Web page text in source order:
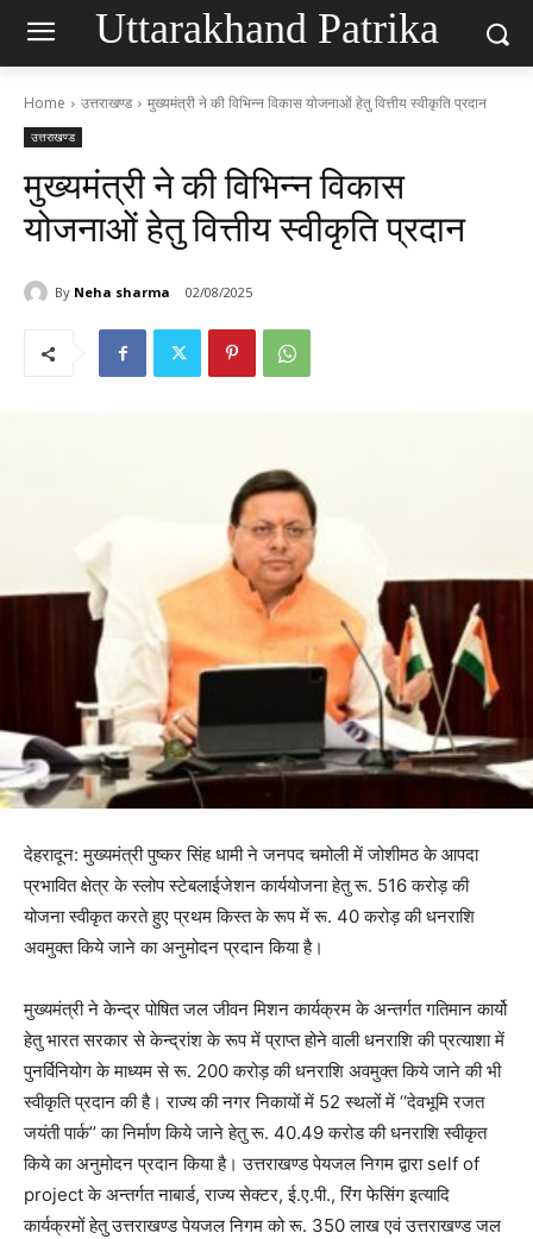
Uttarakhand Patrika
Home उत्तराखण्ड मुख्यमंत्री ने की विभिन्न विकास योजनाओं हेतु वित्तीय स्वीकृति प्रदान
उत्तराखण्ड
मुख्यमंत्री ने की विभिन्न विकास
योजनाओं हेतु वित्तीय स्वीकृति प्रदान
By Neha sharma 02/08/2025
देहरादून: मुख्यमंत्री पुष्कर सिंह धामी ने जनपद चमोली में जोशीमठ के आपदा
प्रभावित क्षेत्र के स्लोप स्टेबलाईजेशन कार्ययोजना हेतु रू. 516 करोड़ की
योजना स्वीकृत करते हुए प्रथम किस्त के रूप में रू. 40 करोड़ की धनराशि
अवमुक्त किये जाने का अनुमोदन प्रदान किया है।
मुख्यमंत्री ने केन्द्र पोषित जल जीवन मिशन कार्यक्रम के अन्तर्गत गतिमान कार्यो
हेतु भारत सरकार से केन्द्रांश के रूप में प्राप्त होने वाली धनराशि की प्रत्याशा में
पुनर्विनियोग के माध्यम से रू. 200 करोड़ की धनराशि अवमुक्त किये जाने की भी
स्वीकृति प्रदान की है। राज्य की नगर निकायों में 52 स्थलों में ‘‘देवभूमि रजत
जयंती पार्क’’ का निर्माण किये जाने हेतु रू. 40.49 करोड की धनराशि स्वीकृत
किये का अनुमोदन प्रदान किया है। उत्तराखण्ड पेयजल निगम द्वारा self of
project के अन्तर्गत नाबार्ड, राज्य सेक्टर, ई.ए.पी., रिंग फेसिंग इत्यादि
कार्यक्रमों हेतु उत्तराखण्ड पेयजल निगम को रू. 350 लाख एवं उत्तराखण्ड जल